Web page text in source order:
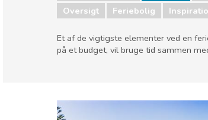
Oversigt
Feriebolig
Et af de vigtigste elementer ved en
på et budget, vil bruge tid sammen
Hvor skal I bo